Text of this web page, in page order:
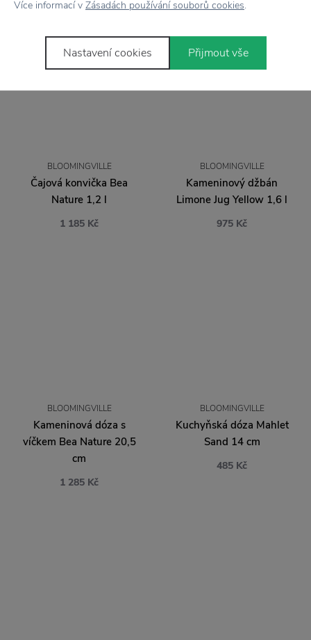
BLOOMINGVILLE
Čajová konvička Bea
Nature 1,2 l
1 185 Kč
BLOOMINGVILLE
Kameninový džbán
Limone Jug Yellow 1,6 l
975 Kč
BLOOMINGVILLE
Kameninová dóza s
víčkem Bea Nature 20,5
cm
1 285 Kč
BLOOMINGVILLE
Kuchyňská dóza Mahlet
Sand 14 cm
485 Kč
Více informací v Zásadách používání souborů cookies.
Nastavení cookies Přijmout vše